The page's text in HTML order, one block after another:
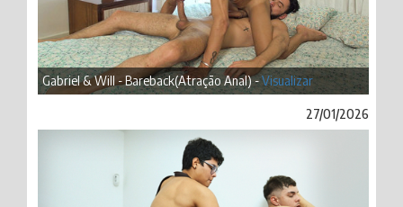
Gabriel & Will - Bareback(Atração Anal) -Visualizar
27/01/2026